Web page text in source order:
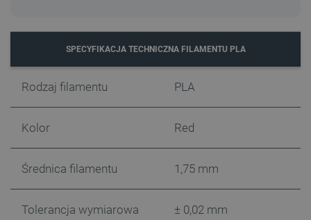
SPECYFIKACJA TECHNICZNA FILAMENTU PLA
Rodzaj filamentu PLA
Kolor Red
Średnica filamentu 1,75 mm
Tolerancja wymiarowa ± 0,02 mm